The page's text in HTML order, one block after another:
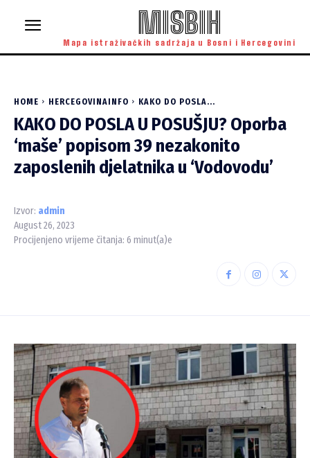
MISBIH
Mapa istraživačkih sadržaja u Bosni i Hercegovini
HOME HERCEGOVINAINFO KAKO DO POSLA...
KAKO DO POSLA U POSUŠJU? Oporba
‘maše’ popisom 39 nezakonito
zaposlenih djelatnika u ‘Vodovodu’
Izvor: admin
August 26, 2023
Procijenjeno vrijeme čitanja: 6 minut(a)e